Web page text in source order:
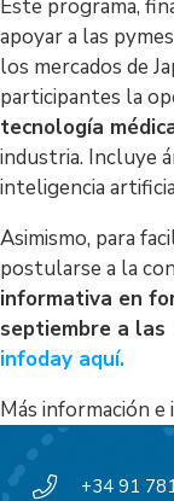
Este programa,
apoyar a las
los mercados de
participantes la
tecnología
industria. Incluye
inteligencia
Asimismo, para
postularse a la
informativa en
septiembre a las
infoday aquí.
Más información e
+34 91